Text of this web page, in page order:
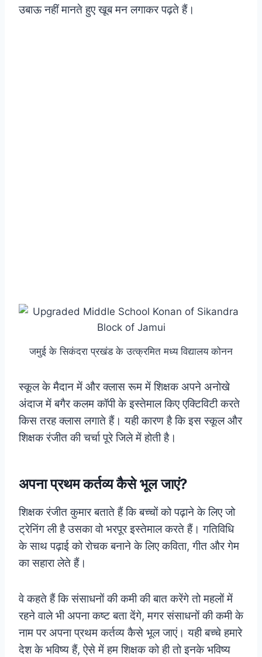
उबाऊ नहीं मानते हुए खूब मन लगाकर पढ़ते हैं।
जमुई के सिकंदरा प्रखंड के उत्क्रमित मध्य विद्यालय कोनन
स्कूल के मैदान में और क्लास रूम में शिक्षक अपने अनोखे
अंदाज में बगैर कलम कॉपी के इस्तेमाल किए एक्टिविटी करते
किस तरह क्लास लगाते हैं। यही कारण है कि इस स्कूल और
शिक्षक रंजीत की चर्चा पूरे जिले में होती है।
अपना प्रथम कर्तव्य कैसे भूल जाएं?
शिक्षक रंजीत कुमार बताते हैं कि बच्चों को पढ़ाने के लिए जो
ट्रेनिंग ली है उसका वो भरपूर इस्तेमाल करते हैं। गतिविधि
के साथ पढ़ाई को रोचक बनाने के लिए कविता, गीत और गेम
का सहारा लेते हैं।
वे कहते हैं कि संसाधनों की कमी की बात करेंगे तो महलों में
रहने वाले भी अपना कष्ट बता देंगे, मगर संसाधनों की कमी के
नाम पर अपना प्रथम कर्तव्य कैसे भूल जाएं। यही बच्चे हमारे
देश के भविष्य हैं, ऐसे में हम शिक्षक को ही तो इनके भविष्य